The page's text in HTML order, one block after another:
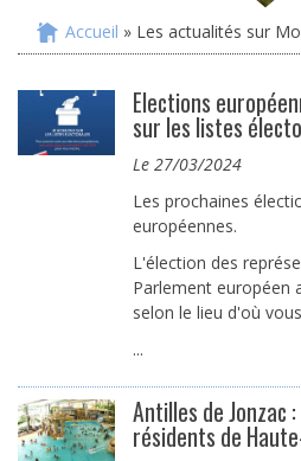
Vous êtes ici
Accueil » Les actualités sur
Elections
sur les listes
le 27/03/2024
Les prochaines
européennes.
L'élection des
Parlement européen
selon le lieu d'où
...
Antilles de Jonzac
résidents de